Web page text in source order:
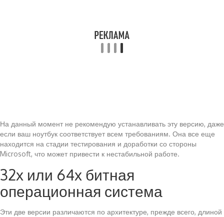
На данный момент не рекомендую устанавливать эту версию, даже
если ваш ноутбук соответствует всем требованиям. Она все еще
находится на стадии тестирования и доработки со стороны
Microsoft, что может привести к нестабильной работе.
32х или 64х битная
операционная система
Эти две версии различаются по архитектуре, прежде всего, длиной